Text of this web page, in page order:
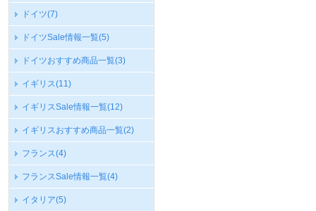
ドイツ(7)
ドイツSale情報一覧(5)
ドイツおすすめ商品一覧(3)
イギリス(11)
イギリスSale情報一覧(12)
イギリスおすすめ商品一覧(2)
フランス(4)
フランスSale情報一覧(4)
イタリア(5)